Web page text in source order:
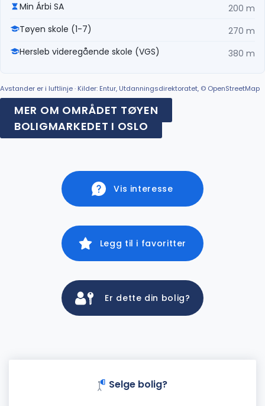
Min Árbi SA
200 m
Tøyen skole (1-7)
270 m
Hersleb videregående skole (VGS)
380 m
Avstander er i luftlinje · Kilder: Entur, Utdanningsdirektoratet, © OpenStreetMap
MER OM OMRÅDET TØYEN
BOLIGMARKEDET I OSLO
Vis interesse
Legg til i favoritter
Er dette din bolig?
Selge bolig?